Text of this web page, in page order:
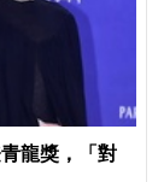
龍獎，「對